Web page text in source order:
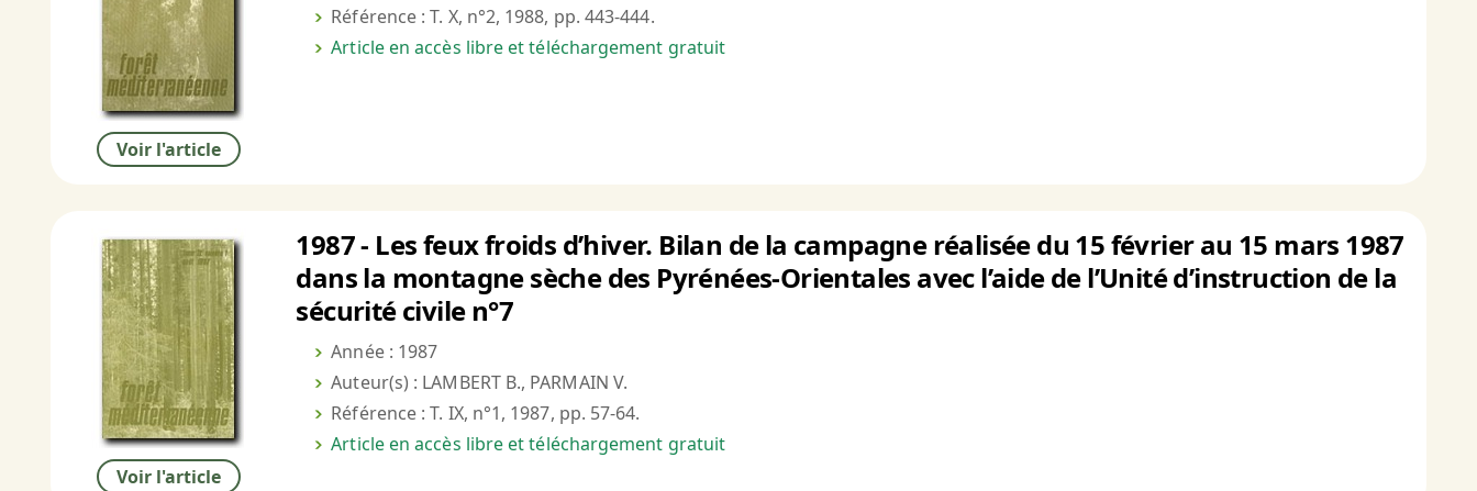
Voir l'article
Référence : T. X, n°2, 1988, pp. 443-444.
Article en accès libre et téléchargement gratuit
Voir l'article
1987 - Les feux froids d’hiver. Bilan de la campagne réalisée du 15 février au 15 mars 1987
dans la montagne sèche des Pyrénées-Orientales avec l’aide de l’Unité d’instruction de la
sécurité civile n°7
Année : 1987
Auteur(s) : LAMBERT B., PARMAIN V.
Référence : T. IX, n°1, 1987, pp. 57-64.
Article en accès libre et téléchargement gratuit